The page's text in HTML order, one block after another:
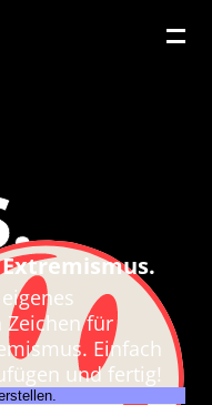
Zeichen für
Einfach
und fertig!